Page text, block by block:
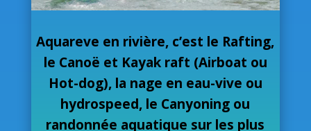
Aquareve en rivière, c’est le Rafting,
le Canoë et Kayak raft (Airboat ou
Hot-dog), la nage en eau-vive ou
hydrospeed, le Canyoning ou
randonnée aquatique sur les plus